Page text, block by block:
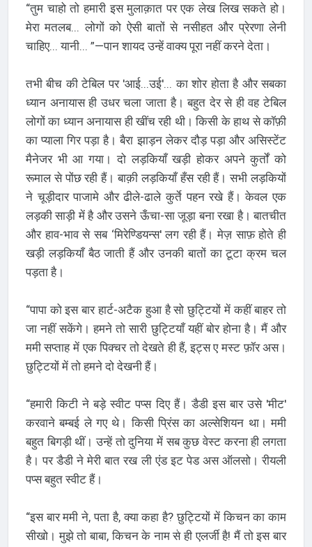
“तुम चाहो तो हमारी इस मुलाक़ात पर एक लेख लिख सकते हो।
मेरा मतलब... लोगों को ऐसी बातों से नसीहत और प्रेरणा लेनी
चाहिए... यानी... ”—पान शायद उन्हें वाक्य पूरा नहीं करने देता।
तभी बीच की टेबिल पर 'आई...उई'... का शोर होता है और सबका
ध्यान अनायास ही उधर चला जाता है। बहुत देर से ही वह टेबिल
लोगों का ध्यान अनायास ही खींच रही थी। किसी के हाथ से कॉफ़ी
का प्याला गिर पड़ा है। बैरा झाड़न लेकर दौड़ पड़ा और असिस्टेंट
मैनेजर भी आ गया। दो लड़कियाँ खड़ी होकर अपने कुर्तों को
रूमाल से पोंछ रही हैं। बाक़ी लड़कियाँ हँस रही हैं। सभी लड़कियों
ने चूड़ीदार पाजामे और ढीले-ढाले कुर्ते पहन रखे हैं। केवल एक
लड़की साड़ी में है और उसने ऊँचा-सा जूड़ा बना रखा है। बातचीत
और हाव-भाव से सब ‘मिरेण्डियन्स' लग रही हैं। मेज़ साफ़ होते ही
खड़ी लड़कियाँ बैठ जाती हैं और उनकी बातों का टूटा क्रम चल
पड़ता है।
“पापा को इस बार हार्ट-अटैक हुआ है सो छुट्टियों में कहीं बाहर तो
जा नहीं सकेंगे। हमने तो सारी छुट्टियाँ यहीं बोर होना है। मैं और
ममी सप्ताह में एक पिक्चर तो देखते ही हैं, इट्स ए मस्ट फ़ॉर अस।
छुट्टियों में तो हमने दो देखनी हैं।
“हमारी किटी ने बड़े स्वीट पप्स दिए हैं। डैडी इस बार उसे 'मीट'
करवाने बम्बई ले गए थे। किसी प्रिंस का अल्सेशियन था। ममी
बहुत बिगड़ी थीं। उन्हें तो दुनिया में सब कुछ वेस्ट करना ही लगता
है। पर डैडी ने मेरी बात रख ली एंड इट पेड अस ऑलसो। रीयली
पप्स बहुत स्वीट हैं।
“इस बार ममी ने, पता है, क्या कहा है? छुट्टियों में किचन का काम
सीखो। मुझे तो बाबा, किचन के नाम से ही एलर्जी है! मैं तो इस बार